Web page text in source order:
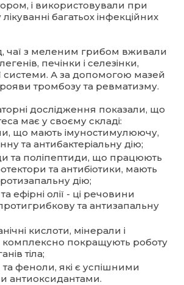
і використовували при
багатьох інфекційних
чаї з меленим грибом вживали
печінки і селезінки,
системи. А за допомогою мазей
тромбозу та ревматизму.
дослідження показали, що
має у своєму складі:
що мають імуностимулюючу,
та антибактеріальну дію;
та поліпептиди, що працюють
та антибіотики, мають
дію;
ефірні олії - ці речовини
та антизапальну
кислоти, мінерали і
комплексно покращують роботу
тіла;
феноли, які є успішними
антиоксидантами.